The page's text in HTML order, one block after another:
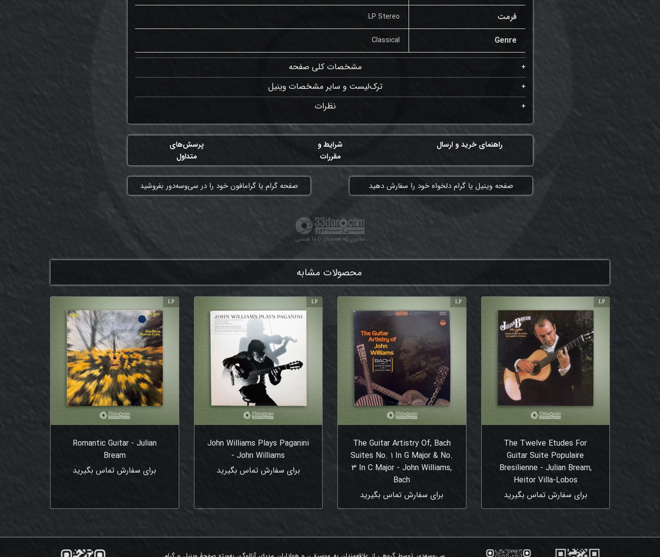
فرمت LP Stereo
Genre
Classical
مشخصات کلی صفحه
ترک‌لیست و سایر مشخصات وینیل
نظرات
شرایط و
مقررات
راهنمای خرید و ارسال
پرسش‌های
متداول
​صفحه وینیل یا گرام دلخواه خود را سفارش دهید ​صفحه گرام یا گرامافون خود را در سی‌وسه‌دور بفروشید
ممنون که همچنان با ما هستی
محصولات مشابه
The Twelve Etudes For
Guitar Suite Populaire
Bresilienne - Julian Bream,
Heitor Villa-Lobos
برای سفارش تماس بگیرید
LP
The Guitar Artistry Of, Bach
Suites No. 1 In G Major & No.
3 In C Major - John Williams,
Bach
برای سفارش تماس بگیرید
LP
John Williams Plays Paganini
- John Williams
برای سفارش تماس بگیرید
LP
Romantic Guitar - Julian
Bream
برای سفارش تماس بگیرید
LP